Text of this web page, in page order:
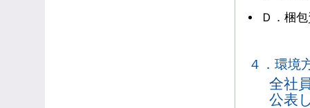
Ｄ．梱
４．環境
全社
公表